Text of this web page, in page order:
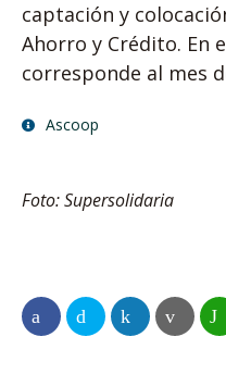
captación y
Ahorro y Crédito. En
corresponde al mes
Ascoop
Foto: Supersolidaria